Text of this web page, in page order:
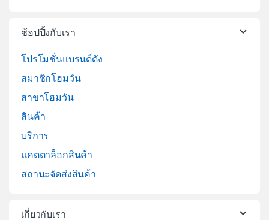
ช้อปปิ้งกับเรา
โปรโมชั่นแบรนด์ดัง
สมาชิกโฮมวัน
สาขาโฮมวัน
สินค้า
บริการ
แคตตาล็อกสินค้า
สถานะจัดส่งสินค้า
เกี่ยวกับเรา